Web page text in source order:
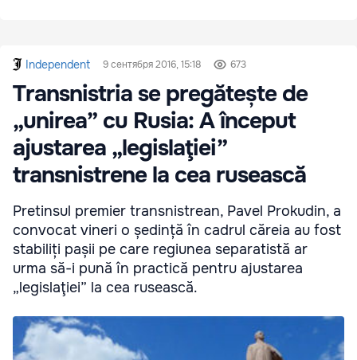
Independent 9 сентября 2016, 15:18 673
Transnistria se pregătește de
„unirea” cu Rusia: A început
ajustarea „legislaţiei”
transnistrene la cea rusească
Pretinsul premier transnistrean, Pavel Prokudin, a
convocat vineri o ședință în cadrul căreia au fost
stabiliți pașii pe care regiunea separatistă ar
urma să-i pună în practică pentru ajustarea
„legislaţiei” la cea rusească.